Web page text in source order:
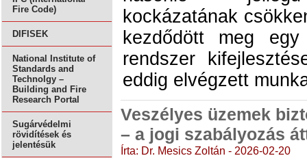
Fire Code)
DIFISEK
National Institute of
Standards and
Technolgy –
Building and Fire
Research Portal
Sugárvédelmi
rövidítések és
jelentésük
kockázatának
kezdődött meg
rendszer
eddig elvégzett
Veszélyes üzemek
– a jogi szabályozás
Írta: Dr. Mesics Zoltán - 2026-02-20